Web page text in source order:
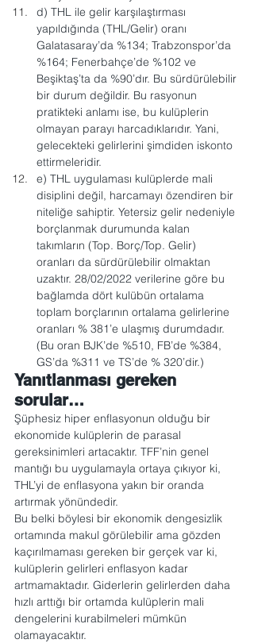
d) THL ile gelir karşılaştırması
yapıldığında (THL/Gelir) oranı
Galatasaray’da %134; Trabzonspor’da
%164; Fenerbahçe’de %102 ve
Beşiktaş’ta da %90’dır. Bu sürdürülebilir
bir durum değildir. Bu rasyonun
pratikteki anlamı ise, bu kulüplerin
olmayan parayı harcadıklarıdır. Yani,
gelecekteki gelirlerini şimdiden iskonto
ettirmeleridir.
e) THL uygulaması kulüplerde mali
disiplini değil, harcamayı özendiren bir
niteliğe sahiptir. Yetersiz gelir nedeniyle
borçlanmak durumunda kalan
takımların (Top. Borç/Top. Gelir)
oranları da sürdürülebilir olmaktan
uzaktır. 28/02/2022 verilerine göre bu
bağlamda dört kulübün ortalama
toplam borçlarının ortalama gelirlerine
oranları % 381’e ulaşmış durumdadır.
(Bu oran BJK’de %510, FB’de %384,
GS’da %311 ve TS’de % 320’dir.)
Yanıtlanması gereken
sorular…
Şüphesiz hiper enflasyonun olduğu bir
ekonomide kulüplerin de parasal
gereksinimleri artacaktır. TFF’nin genel
mantığı bu uygulamayla ortaya çıkıyor ki,
THL’yi de enflasyona yakın bir oranda
artırmak yönündedir.
Bu belki böylesi bir ekonomik dengesizlik
ortamında makul görülebilir ama gözden
kaçırılmaması gereken bir gerçek var ki,
kulüplerin gelirleri enflasyon kadar
artmamaktadır. Giderlerin gelirlerden daha
hızlı arttığı bir ortamda kulüplerin mali
dengelerini kurabilmeleri mümkün
olamayacaktır.